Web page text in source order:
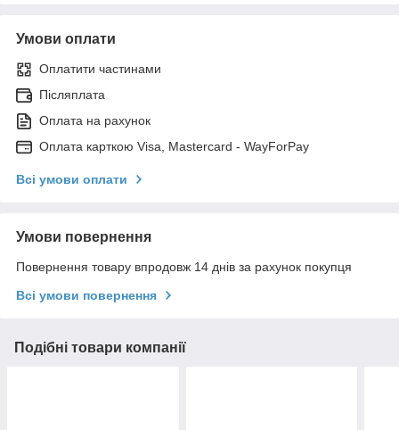
Умови оплати
Оплатити частинами
Післяплата
Оплата на рахунок
Оплата карткою Visa, Mastercard - WayForPay
Всі умови оплати
Умови повернення
Повернення товару впродовж 14 днів за рахунок покупця
Всі умови повернення
Подібні товари компанії